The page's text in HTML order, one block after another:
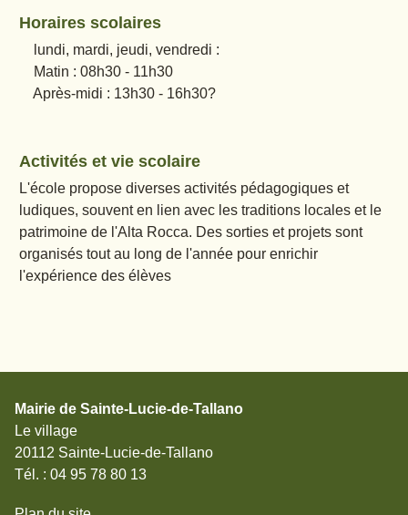
Horaires scolaires
lundi, mardi, jeudi, vendredi :
Matin : 08h30 - 11h30
Après-midi : 13h30 - 16h30?
Activités et vie scolaire
L'école propose diverses activités pédagogiques et
ludiques, souvent en lien avec les traditions locales et le
patrimoine de l'Alta Rocca. Des sorties et projets sont
organisés tout au long de l'année pour enrichir
l'expérience des élèves
Mairie de Sainte-Lucie-de-Tallano
Le village
20112 Sainte-Lucie-de-Tallano
Tél. : 04 95 78 80 13